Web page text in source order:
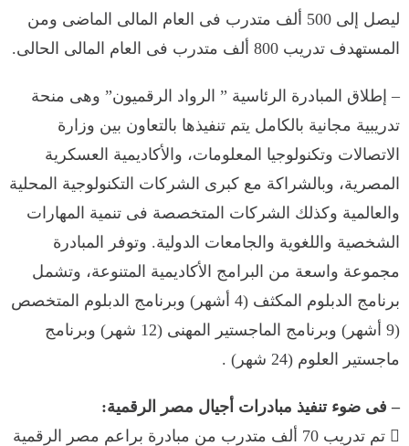
ليصل إلى 500 ألف متدرب فى العام المالى الماضى ومن
المستهدف تدريب 800 ألف متدرب فى العام المالى الحالى.
– إطلاق المبادرة الرئاسية ” الرواد الرقميون” وهى منحة
تدريبية مجانية بالكامل يتم تنفيذها بالتعاون بين وزارة
الاتصالات وتكنولوجيا المعلومات، والأكاديمية العسكرية
المصرية، وبالشراكة مع كبرى الشركات التكنولوجية المحلية
والعالمية وكذلك الشركات المتخصصة فى تنمية المهارات
الشخصية واللغوية والجامعات الدولية. وتوفر المبادرة
مجموعة واسعة من البرامج الأكاديمية المتنوعة، وتشمل
برنامج الدبلوم المكثف (4 أشهر) وبرنامج الدبلوم المتخصص
(9 أشهر) وبرنامج الماجستير المهنى (12 شهر) وبرنامج
ماجستير العلوم (24 شهر) .
– فى ضوء تنفيذ مبادرات أجيال مصر الرقمية:
 تم تدريب 70 ألف متدرب من مبادرة براعم مصر الرقمية